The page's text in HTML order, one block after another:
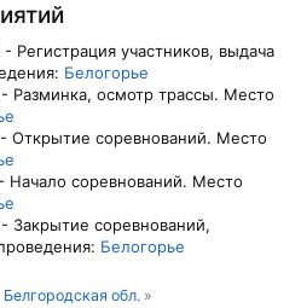
- Регистрация участников, выдача
Белогорье
- Разминка, осмотр трассы. Место
- Открытие соревнований. Место
- Начало соревнований. Место
- Закрытие соревнований,
Белогорье
Белгородская обл. »